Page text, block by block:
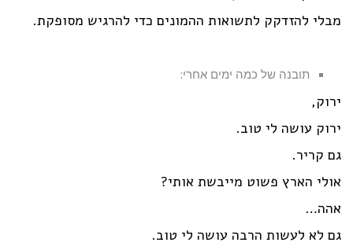
מבלי להזדקק לתשואות ההמונים כדי להרגיש מסופקת.
תובנה של כמה ימים אחרי:
ירוק,
ירוק עושה לי טוב.
גם קריר.
אולי הארץ פשוט מייבשת אותי?
אהה…
גם לא לעשות הרבה עושה לי טוב.